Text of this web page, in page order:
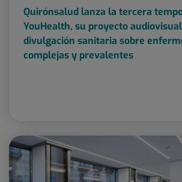
Quirónsalud lanza la tercera
YouHealth, su proyecto
divulgación sanitaria sobre
complejas y prevalentes